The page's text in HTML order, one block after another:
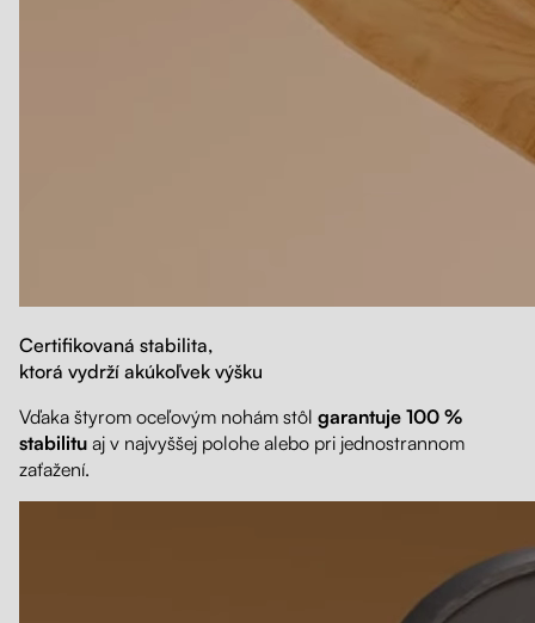
Certifikovaná stabilita,
ktorá vydrží akúkoľvek výšku
Vďaka štyrom oceľovým nohám stôl garantuje 100 %
stabilitu aj v najvyššej polohe alebo pri jednostrannom
zaťažení.